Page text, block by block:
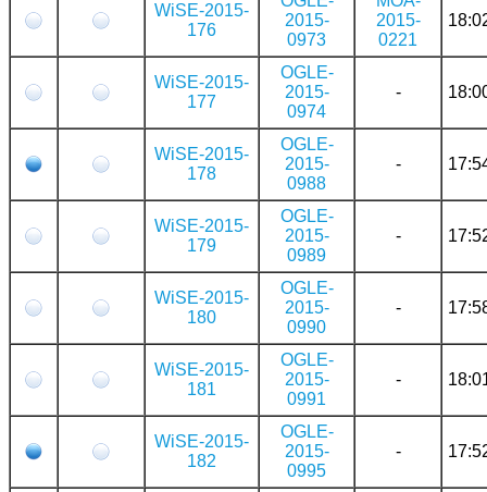
WiSE-2015-
176
2015-
0973
2015-
0221
WiSE-2015-
177
OGLE-
2015-
0974
-
WiSE-2015-
178
OGLE-
2015-
0988
-
WiSE-2015-
179
OGLE-
2015-
0989
-
WiSE-2015-
180
OGLE-
2015-
0990
-
WiSE-2015-
181
OGLE-
2015-
0991
-
WiSE-2015-
182
OGLE-
2015-
0995
-